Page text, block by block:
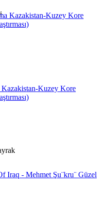
Kuzey Kore